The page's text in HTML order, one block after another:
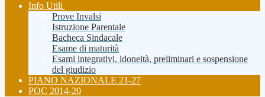
Info Utili
Prove Invalsi
Istruzione Parentale
Bacheca Sindacale
Esame di maturità
Esami integrativi, idoneità, preliminari e sospensione
del giudizio
PIANO NAZIONALE 21-27
POC 2014-20